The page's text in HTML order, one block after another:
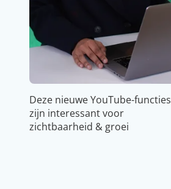
Deze nieuwe YouTube-functies
zijn interessant voor
zichtbaarheid & groei